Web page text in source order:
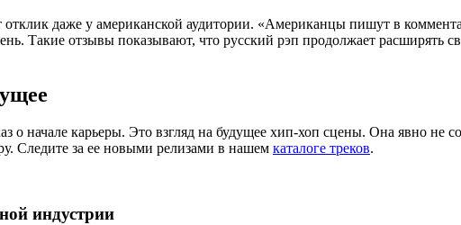
отклик даже у американской аудитории. «Американцы пишут в
Такие отзывы показывают, что русский рэп продолжает расширять
о начале карьеры. Это взгляд на будущее хип-хоп сцены. Она явно
Следите за ее новыми релизами в нашем каталоге треков.
индустрии